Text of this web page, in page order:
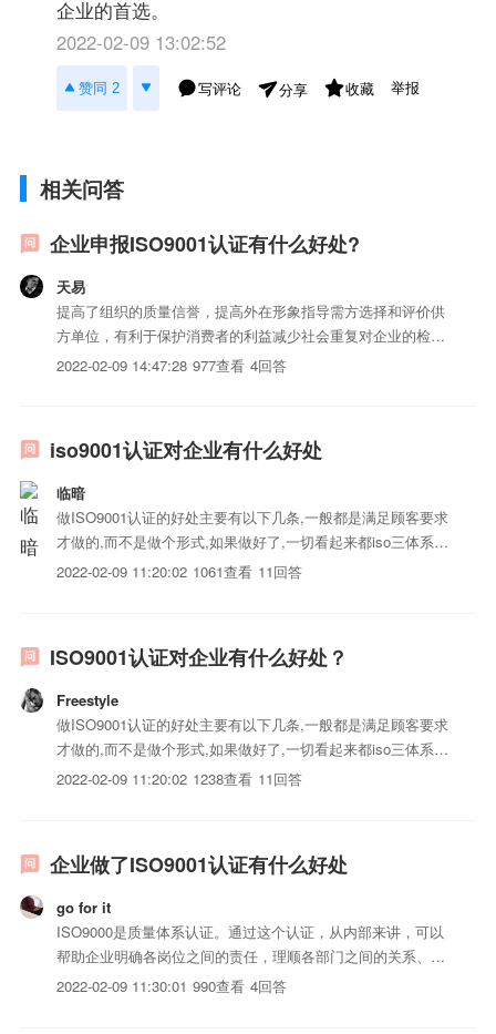
企业的首选。
2022-02-09 13:02:52
赞同 2 写评论 分享 收藏 举报
相关问答
企业申报ISO9001认证有什么好处?
天易
提高了组织的质量信誉，提高外在形象指导需方选择和评价供
方单位，有利于保护消费者的利益减少社会重复对企业的检查
费用...
2022-02-09 14:47:28 977查看 4回答
iso9001认证对企业有什么好处
临暗
做ISO9001认证的好处主要有以下几条,一般都是满足顾客要求
才做的,而不是做个形式,如果做好了,一切看起来都iso三体系认
证化管理,比较规范化,整体面貌都不一样,让人有一种归属感,有
2022-02-09 11:20:02 1061查看 11回答
ISO9001认证对企业有什么好处？
Freestyle
做ISO9001认证的好处主要有以下几条,一般都是满足顾客要求
才做的,而不是做个形式,如果做好了,一切看起来都iso三体系认
证化管理,比较规范化,整体面貌都不一样,让人有一种归属感,有
2022-02-09 11:20:02 1238查看 11回答
企业做了ISO9001认证有什么好处
go for it
ISO9000是质量体系认证。通过这个认证，从内部来讲，可以
帮助企业明确各岗位之间的责任，理顺各部门之间的关系、工
作流程，将企业的管理，从懵懂的原始的管理，变成大家都能
2022-02-09 11:30:01 990查看 4回答